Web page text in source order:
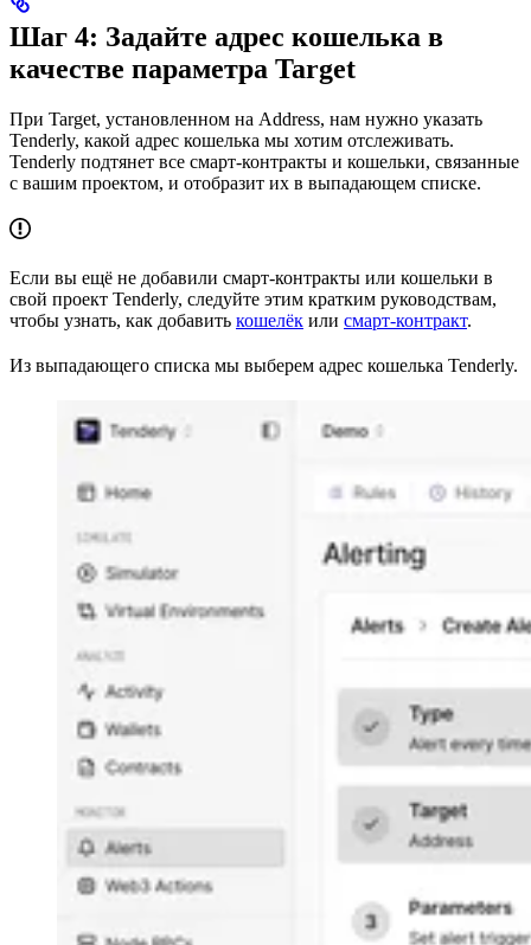
Шаг 4: Задайте адрес кошелька в
качестве параметра Target
При Target, установленном на Address, нам нужно указать
Tenderly, какой адрес кошелька мы хотим отслеживать.
Tenderly подтянет все смарт-контракты и кошельки, связанные
с вашим проектом, и отобразит их в выпадающем списке.
Если вы ещё не добавили смарт-контракты или кошельки в
свой проект Tenderly, следуйте этим кратким руководствам,
чтобы узнать, как добавить кошелёк или смарт-контракт.
Из выпадающего списка мы выберем адрес кошелька Tenderly.